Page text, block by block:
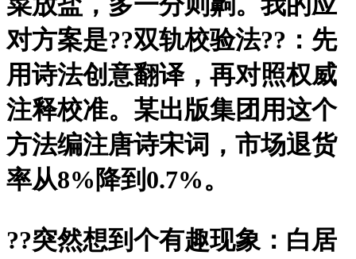
对方案是??双轨校验法??：先
用诗法创意翻译，再对照权威
注释校准。某出版集团用这个
方法编注唐诗宋词，市场退货
率从8%降到0.7%。
??突然想到个有趣现象：白居